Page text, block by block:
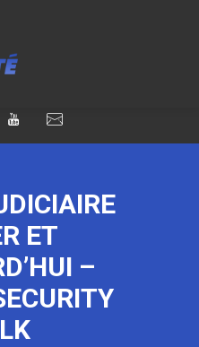
ET
–